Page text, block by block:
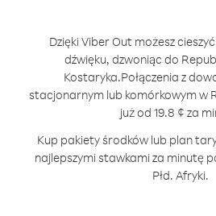
Dzięki Viber Out możesz
dźwięku, dzwoniąc do
Kostaryka.Połączenia z
stacjonarnym lub komórkowym w
już od 19.8 ¢ za
Kup pakiety środków lub plan
najlepszymi stawkami za minutę
Płd. Afryki.